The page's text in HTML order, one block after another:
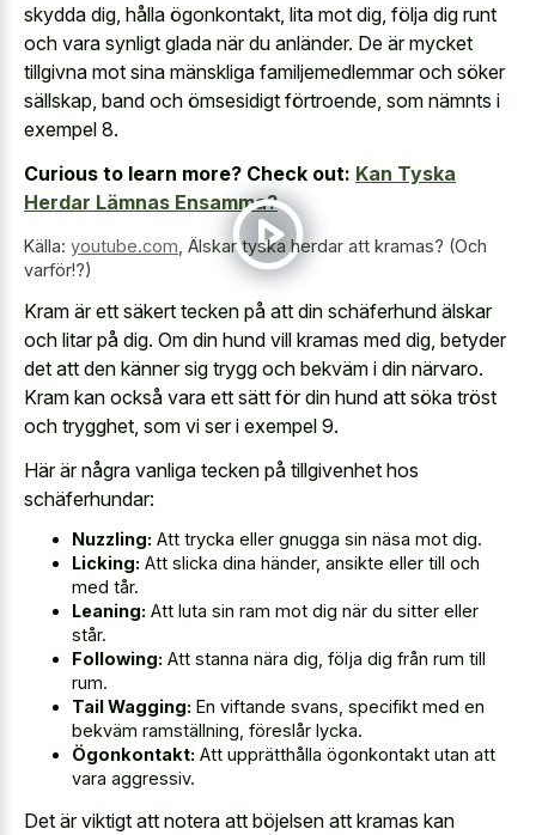
skydda dig, hålla ögonkontakt, lita mot dig, följa dig runt
och vara synligt glada när du anländer. De är mycket
tillgivna mot sina mänskliga familjemedlemmar och söker
sällskap, band och ömsesidigt förtroende, som nämnts i
exempel 8.
Curious to learn more? Check out: Kan Tyska
Herdar Lämnas Ensamma?
Källa: youtube.com Älskar tyska herdar att kramas? (Och
varför!?)
Kram är ett säkert tecken på att din schäferhund älskar
och litar på dig. Om din hund vill kramas med dig, betyder
det att den känner sig trygg och bekväm i din närvaro.
Kram kan också vara ett sätt för din hund att söka tröst
och trygghet, som vi ser i exempel 9.
Här är några vanliga tecken på tillgivenhet hos
schäferhundar:
Nuzzling: Att trycka eller gnugga sin näsa mot dig.
Licking: Att slicka dina händer, ansikte eller till och
med tår.
Leaning: Att luta sin ram mot dig när du sitter eller
står.
Following: Att stanna nära dig, följa dig från rum till
rum.
Tail Wagging: En viftande svans, specifikt med en
bekväm ramställning, föreslår lycka.
Ögonkontakt: Att upprätthålla ögonkontakt utan att
vara aggressiv.
Det är viktigt att notera att böjelsen att kramas kan